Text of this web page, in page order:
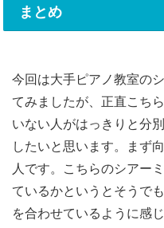
まとめ
今回は大手ピアノ教室の
てみましたが、正直こち
いない人がはっきりと分
したいと思います。まず
人です。こちらのシアー
ているかというとそうで
を合わせているように感